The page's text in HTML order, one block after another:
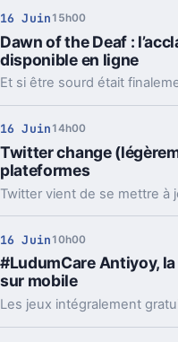
16 Juin 15h00
Dawn of the Deaf :
disponible en ligne
16 Juin 14h00
Twitter change
plateformes
16 Juin 10h00
#LudumCare Antiyoy,
sur mobile